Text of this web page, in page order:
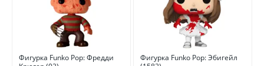
Фигурка Funko Pop: Фредди
Фигурка Funko Pop: Эбигейл